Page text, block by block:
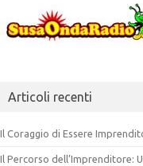
Articoli recenti
Il Coraggio di Essere
Il Percorso dell’Imprenditore: